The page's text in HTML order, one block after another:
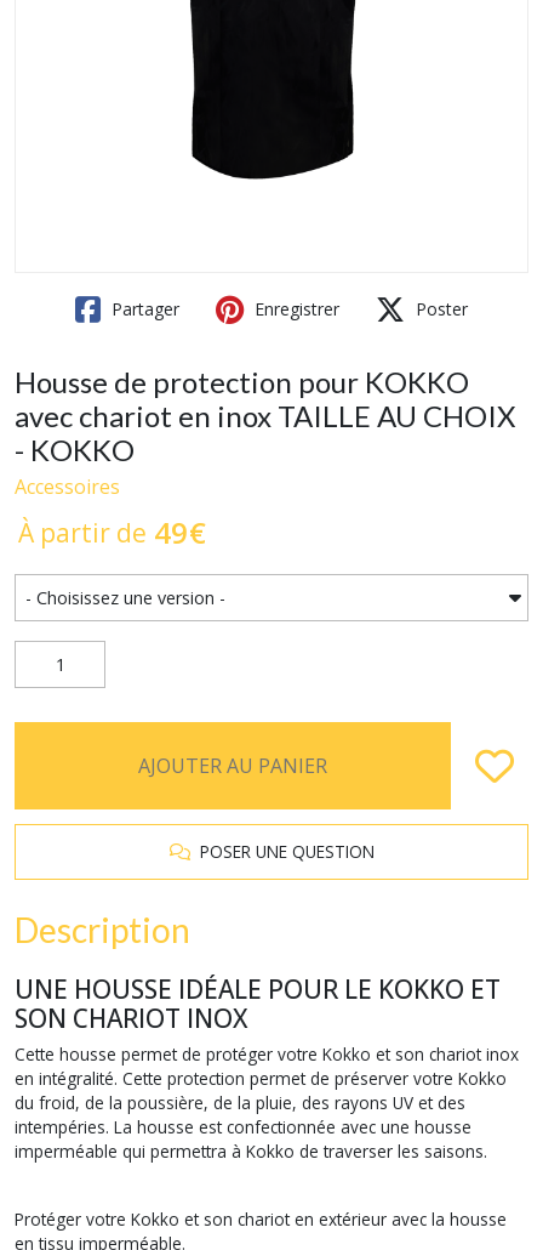
Partager Enregistrer Poster
Housse de protection pour KOKKO
avec chariot en inox TAILLE AU CHOIX
- KOKKO
Accessoires
À partir de 49€
AJOUTER AU PANIER
POSER UNE QUESTION
Description
UNE HOUSSE IDÉALE POUR LE KOKKO ET
SON CHARIOT INOX
Cette housse permet de protéger votre Kokko et son chariot inox
en intégralité. Cette protection permet de préserver votre Kokko
du froid, de la poussière, de la pluie, des rayons UV et des
intempéries. La housse est confectionnée avec une housse
imperméable qui permettra à Kokko de traverser les saisons.
Protéger votre Kokko et son chariot en extérieur avec la housse
en tissu imperméable.